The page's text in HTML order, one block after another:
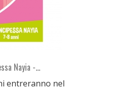
Nayia -...
entreranno nel